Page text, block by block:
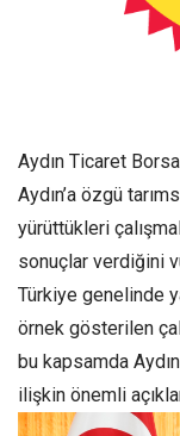
Aydın Ticaret
Aydın’a özgü
yürüttükleri
sonuçlar verdiğini
Türkiye genelinde
örnek gösterilen
bu kapsamda
ilişkin önemli